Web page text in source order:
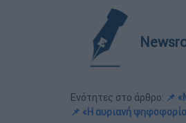
Ενότητες στο άρθρο: 📌
📌 «Η αυριανή